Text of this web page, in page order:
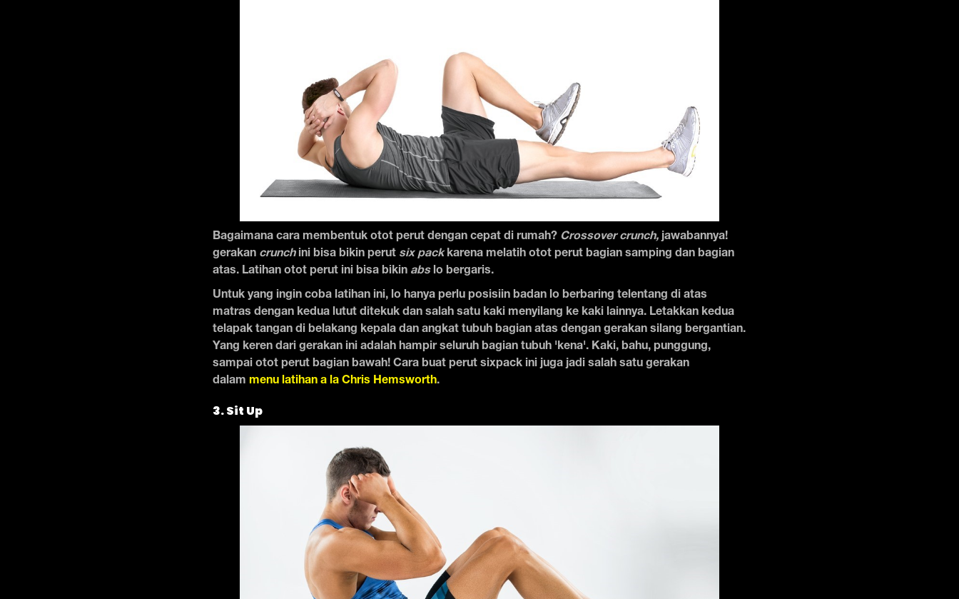
Bagaimana cara membentuk otot perut dengan cepat di rumah? Crossover crunch,jawabannya!
gerakan crunchini bisa bikin perut six packkarena melatih otot perut bagian samping dan bagian
atas. Latihan otot perut ini bisa bikin abs lo bergaris.
Untuk yang ingin coba latihan ini, lo hanya perlu posisiin badan lo berbaring telentang di atas
matras dengan kedua lutut ditekuk dan salah satu kaki menyilang ke kaki lainnya. Letakkan kedua
telapak tangan di belakang kepala dan angkat tubuh bagian atas dengan gerakan silang bergantian.
Yang keren dari gerakan ini adalah hampir seluruh bagian tubuh 'kena'. Kaki, bahu, punggung,
sampai otot perut bagian bawah! Cara buat perut sixpack ini juga jadi salah satu gerakan
dalam menu latihan a la Chris Hemsworth.
3. Sit Up